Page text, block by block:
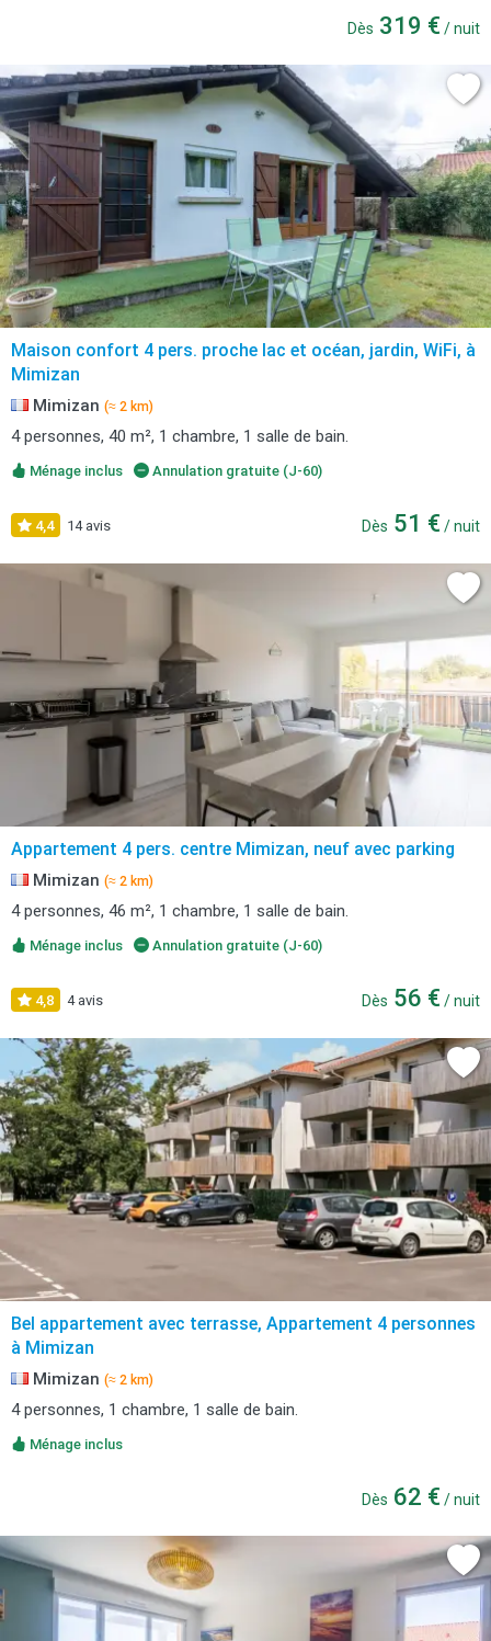
Dès 319 € / nuit
Maison confort 4 pers. proche lac et océan, jardin, WiFi, à
Mimizan
Mimizan (≈ 2 km)
4 personnes, 40 m², 1 chambre, 1 salle de bain.
Ménage inclus Annulation gratuite (J-60)
4,4 14 avis Dès 51 € / nuit
Appartement 4 pers. centre Mimizan, neuf avec parking
Mimizan (≈ 2 km)
4 personnes, 46 m², 1 chambre, 1 salle de bain.
Ménage inclus Annulation gratuite (J-60)
4,8 4 avis Dès 56 € / nuit
Bel appartement avec terrasse, Appartement 4 personnes
à Mimizan
Mimizan (≈ 2 km)
4 personnes, 1 chambre, 1 salle de bain.
Ménage inclus
Dès 62 € / nuit